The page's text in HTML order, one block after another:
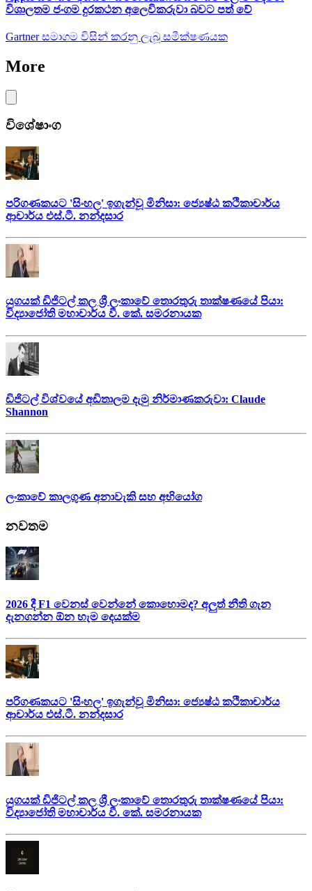
විශාලතම ජංගම දුරකථන අලෙවිකරුවා බවට පත් වේ
Gartner සමාගම විසින් කරනු ලැබූ සමීක්ෂණයක
More
විශේෂාංග
පරිගණකයට 'සිංහල' ඉගැන්වූ මිනිසා: ජ්‍යෙෂ්ඨ කථිකාචාර්ය
ආචාර්ය එස්.ටී. නන්දසාර
යුගයක් ඩිජිටල් කල ශ්‍රී ලංකාවේ තොරතුරු තාක්ෂණයේ පියා:
විද්‍යාජෝති මහාචාර්ය වී. කේ. සමරනායක
ඩිජිටල් විශ්වයේ අඩිතාලම දැමු නිර්මාණකරුවා: Claude
Shannon
ලංකාවේ කාලගුණ අනාවැකි සහ අභියෝග
නවතම
2026 දී F1 වෙනස් වෙන්නේ කොහොමද? අලුත් නීති ගැන
දැනගන්න ඕන හැම දෙයක්ම
පරිගණකයට 'සිංහල' ඉගැන්වූ මිනිසා: ජ්‍යෙෂ්ඨ කථිකාචාර්ය
ආචාර්ය එස්.ටී. නන්දසාර
යුගයක් ඩිජිටල් කල ශ්‍රී ලංකාවේ තොරතුරු තාක්ෂණයේ පියා:
විද්‍යාජෝති මහාචාර්ය වී. කේ. සමරනායක